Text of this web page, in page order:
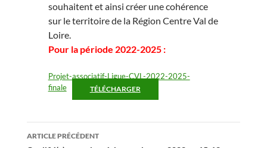
souhaitent et ainsi créer une cohérence
sur le territoire de la Région Centre Val de
Loire.
Pour la période 2022-2025 :
Projet-associatif-Ligue-CVL-2022-2025-
finale
TÉLÉCHARGER
Navigation
ARTICLE PRÉCÉDENT